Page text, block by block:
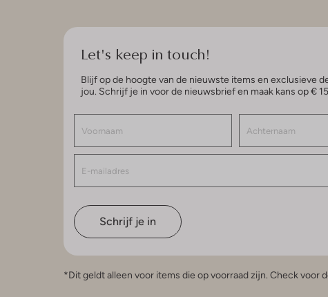
Let's keep in touch!
Blijf op de hoogte van de nieuwste items en exclusieve
jou. Schrijf je in voor de nieuwsbrief en maak kans op €
Schrijf je in
*Dit geldt alleen voor items die op voorraad zijn. Check